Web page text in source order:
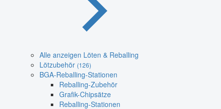
Alle anzeigen Löten & Reballing
Lötzubehör (126)
BGA-Reballing-Stationen
Reballing-Zubehör
Grafik-Chipsätze
Reballing-Stationen